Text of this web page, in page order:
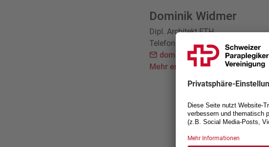
Dominik Widmer
Dipl. Architekt ETH
Telefon
+41 26 430 06 15
dominik.widmer@spv.ch
Mehr erfahren